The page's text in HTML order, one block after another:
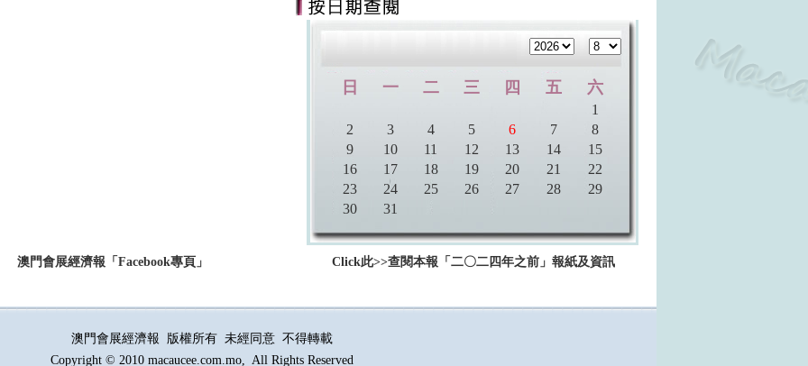
澳門會展經濟報「Facebook專頁」 Click此>>查閱本報「二〇二四年之前」報紙及資訊
澳門會展經濟報 版權所有 未經同意 不得轉載
Copyright © 2010 macaucee.com.mo, All Rights Reserved